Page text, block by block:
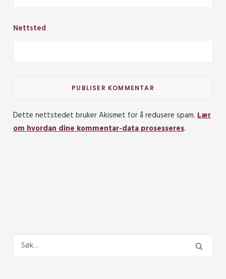
Nettsted
Dette nettstedet bruker Akismet for å redusere spam. Lær
om hvordan dine kommentar-data prosesseres.